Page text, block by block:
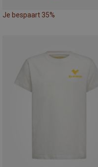
Je bespaart 35%